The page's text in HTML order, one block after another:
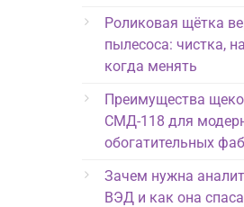
Роликовая щётка
пылесоса: чистка,
когда менять
Преимущества
СМД-118 для
обогатительных
Зачем нужна
ВЭД и как она